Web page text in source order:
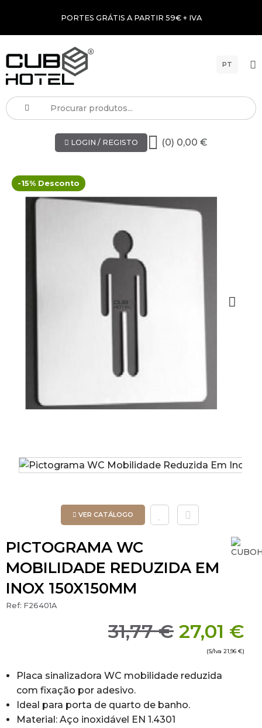
PORTES GRÁTIS A PARTIR 59€ + IVA
PT
LOGIN / REGISTO (0) 0,00 €
-15% Desconto
VER CATÁLOGO
PICTOGRAMA WC
MOBILIDADE REDUZIDA EM
INOX 150X150MM
Ref: F26401A
31,77 € 27,01 €
(S/Iva 21,96 €)
Placa sinalizadora WC mobilidade reduzida
com fixação por adesivo.
Ideal para porta de quarto de banho.
Material: Aço inoxidável EN 1.4301